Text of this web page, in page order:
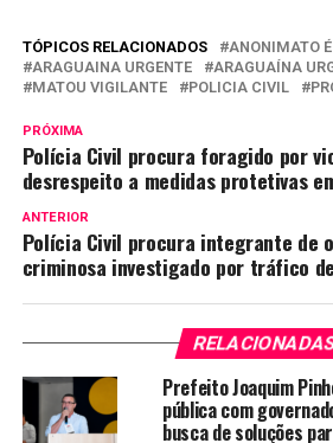
TÓPICOS RELACIONADOS
ANONIMATO
ARAGUAINA URGENTE
ARAGUAÍNA
MATOU VIGILANTE
POLICIA CIVIL
PRÓXIMA
Polícia Civil procura foragido por
desrespeito a medidas protetivas
ANTERIOR
Polícia Civil procura integrante de
criminosa investigado por tráfico
Prefeito Joaquim
pública com
busca de soluções